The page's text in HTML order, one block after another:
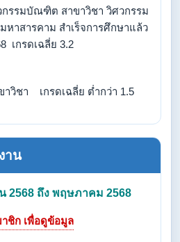
รรมบัณฑิต สาขาวิชา วิศวกรรม
าสารคาม สำเร็จการศึกษาแล้ว
เกรดเฉลี่ย 3.2
วิชา เกรดเฉลี่ย ต่ำกว่า 1.5
าน
2568 ถึง พฤษภาคม 2568
ชิก เพื่อดูข้อมูล